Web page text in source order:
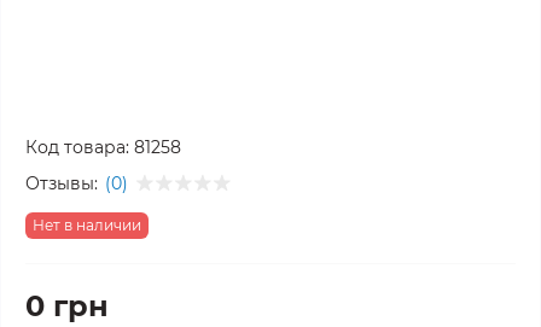
Код товара: 81258
Отзывы: (0)
Нет в наличии
0 грн